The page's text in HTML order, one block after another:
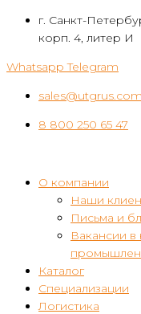
Перейтиг. Санкт-
корп. 4, литер И
Whatsapp Telegram
sales@utgrus.com
8 800 250 65 47
О компании
Наши
Письма и
Вакансии
Каталог
Специализации
Логистика